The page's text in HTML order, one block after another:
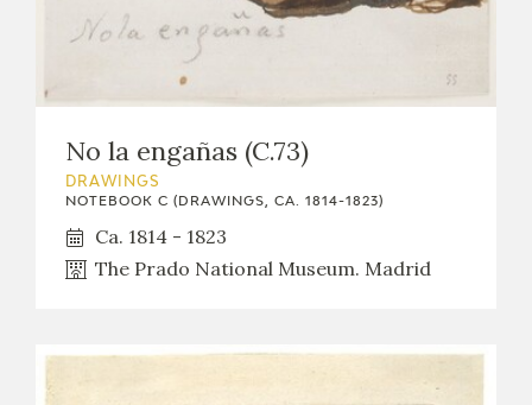
No la engañas (C.73)
DRAWINGS
NOTEBOOK C (DRAWINGS, CA. 1814-1823)
Ca. 1814 - 1823
The Prado National Museum. Madrid